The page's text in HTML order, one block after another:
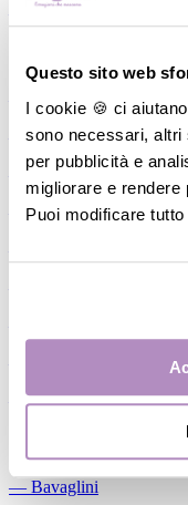
Questo sito web
I cookie 🍪 ci
sono necessari,
per pubblicità e
migliorare e
Puoi modificare
Aspiratori nasali
―
Cuscini allattamento
―Biberon
―
Tettarelle
―Succhietti
Conservalatte Materno
―Massaggiagengive
― Bavaglini